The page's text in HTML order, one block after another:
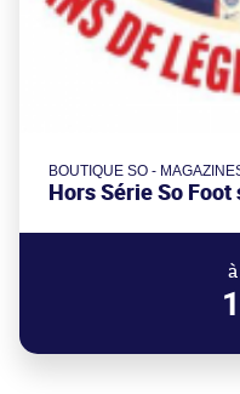
BOUTIQUE SO -
Hors Série So